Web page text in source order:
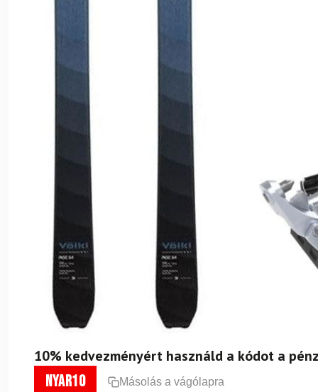
10% kedvezményért használd a kódot a
nyar10 Másolás a vágólapra